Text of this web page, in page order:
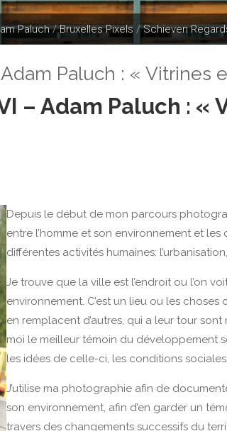
Paluch / Bruxelles Pixels / Schieven
Paluch : « Vitrines
– Adam Paluch : «
Depuis le début de mon parcours
entre l’homme et son environnement et
différentes activités humaines:
Je trouve que la ville est l’endroit ou l’on
environnement. C’est un lieu ou les
en remplacent d’autres, qui a leur tour
moi le meilleur témoin du développement
les idées de celle-ci, les conditions
J’utilise ma photographie afin de
son environnement, afin d’en garder un
travers des changements successifs du